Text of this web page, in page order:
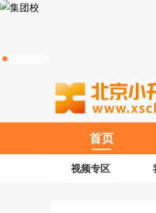
首页
视频专区